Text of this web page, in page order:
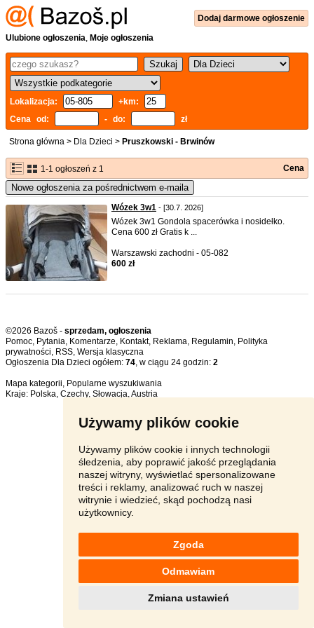
Używamy plików cookie
Używamy plików cookie i innych technologii
śledzenia, aby poprawić jakość przeglądania
naszej witryny, wyświetlać spersonalizowane
treści i reklamy, analizować ruch w naszej
witrynie i wiedzieć, skąd pochodzą nasi
użytkownicy.
Zgoda
Odmawiam
Zmiana ustawień
Dodaj darmowe ogłoszenie
Ulubione ogłoszenia, Moje ogłoszenia
Lokalizacja:
+km:
Cena od:
- do: zł
Strona główna > Dla Dzieci > Pruszkowski - Brwinów
1-1 ogłoszeń z 1 Cena
Nowe ogłoszenia za pośrednictwem e-maila
Wózek 3w1 - [30.7. 2026]
Wózek 3w1 Gondola spacerówka i nosidełko.
Cena 600 zł Gratis k ...
Warszawski zachodni - 05-082
600 zł
©2026 Bazoš - sprzedam, ogłoszenia
Pomoc, Pytania, Komentarze, Kontakt, Reklama, Regulamin, Polityka
prywatności, RSS,
Ogłoszenia Dla Dzieci ogółem: 74, w ciągu 24 godzin: 2
Mapa kategorii, Popularne wyszukiwania
Kraje: Polska, Czechy, Słowacja,Austria